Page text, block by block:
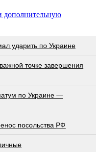
дополнительную
ударить по Украине
точке завершения
по Украине —
посольства РФ